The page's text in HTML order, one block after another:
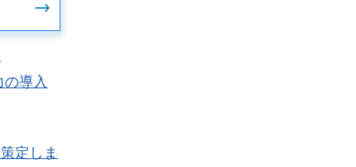
導入
定しま